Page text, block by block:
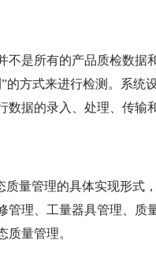
不是所有的产品质检数
的方式来进行检测。系统
据的录入、处理、传输
量管理的具体实现形式
管理、工量器具管理、
量管理。